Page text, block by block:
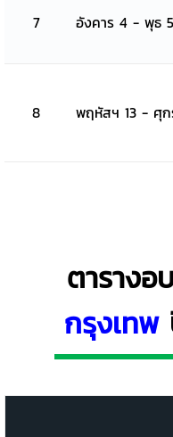
7 อังคาร 4 - พุธ
8 พฤหัสฯ 13 - ศุก
ตารางอ
กรุงเทพ